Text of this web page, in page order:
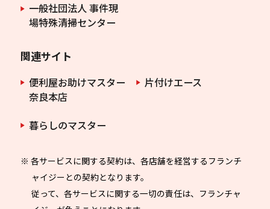
一般社団法人 事件現
場特殊清掃センター
関連サイト
便利屋お助けマスター
奈良本店
片付けエース
暮らしのマスター
※ 各サービスに関する契約は、各店舗を経営するフランチ
ャイジーとの契約となります。
従って、各サービスに関する一切の責任は、フランチャ